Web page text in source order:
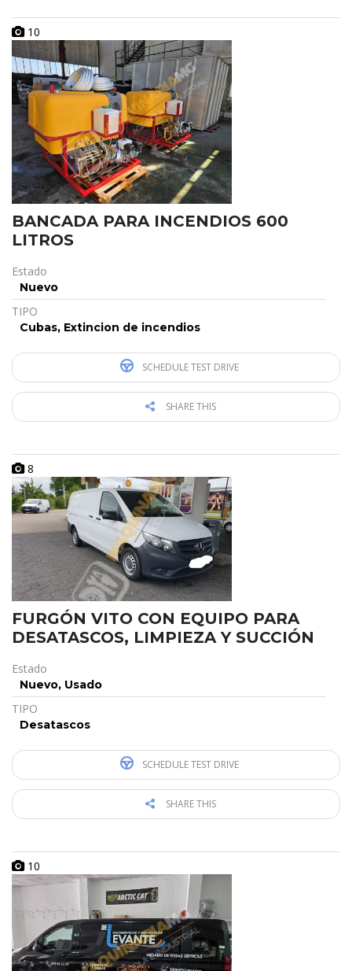
10
BANCADA PARA INCENDIOS 600
LITROS
Estado
Nuevo
TIPO
Cubas, Extincion de incendios
SCHEDULE TEST DRIVE
SHARE THIS
8
FURGÓN VITO CON EQUIPO PARA
DESATASCOS, LIMPIEZA Y SUCCIÓN
Estado
Nuevo, Usado
TIPO
Desatascos
SCHEDULE TEST DRIVE
SHARE THIS
10